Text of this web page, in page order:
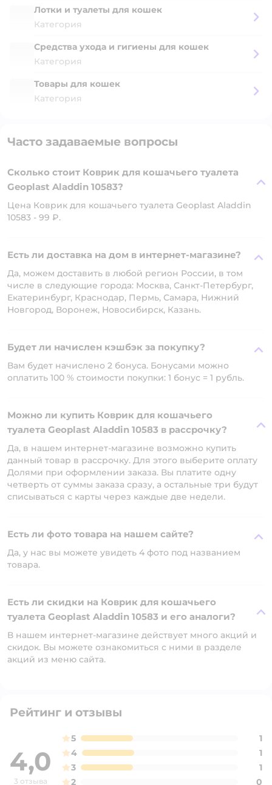
Лотки и туалеты для кошек
Категория
Средства ухода и гигиены для кошек
Категория
Товары для кошек
Категория
Часто задаваемые вопросы
Сколько стоит Коврик для кошачьего туалета
Geoplast Aladdin 10583?
Цена Коврик для кошачьего туалета Geoplast Aladdin
10583 - 99 ₽.
Есть ли доставка на дом в интернет-магазине?
Да, можем доставить в любой регион России, в том
числе в следующие города: Москва, Санкт-Петербург,
Екатеринбург, Краснодар, Пермь, Самара, Нижний
Новгород, Воронеж, Новосибирск, Казань.
Будет ли начислен кэшбэк за покупку?
Вам будет начислено 2 бонуса. Бонусами можно
оплатить 100 % стоимости покупки: 1 бонус = 1 рубль.
Можно ли купить Коврик для кошачьего
туалета Geoplast Aladdin 10583 в рассрочку?
Да, в нашем интернет-магазине возможно купить
данный товар в рассрочку. Для этого выберите оплату
Долями при оформлении заказа. Вы платите одну
четверть от суммы заказа сразу, а остальные три будут
списываться с карты через каждые две недели.
Есть ли фото товара на нашем сайте?
Да, у нас вы можете увидеть 4 фото под названием
товара.
Есть ли скидки на Коврик для кошачьего
туалета Geoplast Aladdin 10583 и его аналоги?
В нашем интернет-магазине действует много акций и
скидок. Вы можете ознакомиться с ними в разделе
акций из меню сайта.
Рейтинг и отзывы
4,0
3 отзыва
5
1
4
1
3
1
2
0